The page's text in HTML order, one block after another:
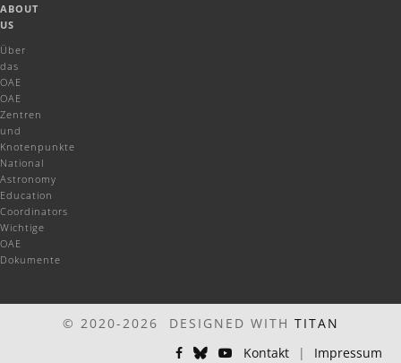
ABOUT
US
Über
das
OAE
OAE
Zentren
und
Knotenpunkte
National
Astronomy
Education
Coordinators
Wichtige
OAE
Dokumente
© 2020-2026 DESIGNED WITH TITAN
Kontakt
| Impressum